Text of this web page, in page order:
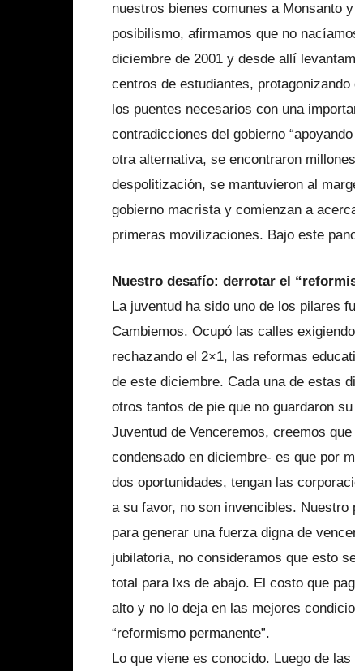
nuestros bienes comunes a Monsanto
posibilismo, afirmamos que no
diciembre de 2001 y desde allí
centros de estudiantes,
los puentes necesarios con una
contradicciones del gobierno
otra alternativa, se encontraron
despolitización, se mantuvieron al
gobierno macrista y comienzan a
primeras movilizaciones. Bajo este
Nuestro desafío: derrotar el
La juventud ha sido uno de los pilares
Cambiemos. Ocupó las calles
rechazando el 2×1, las reformas
de este diciembre. Cada una de estas
otros tantos de pie que no guardaron
Juventud de Venceremos, creemos
condensado en diciembre- es que por
dos oportunidades, tengan las
a su favor, no son invencibles.
para generar una fuerza digna de
jubilatoria, no consideramos que esto
total para lxs de abajo. El costo que
alto y no lo deja en las mejores
“reformismo permanente”.
Lo que viene es conocido. Luego de